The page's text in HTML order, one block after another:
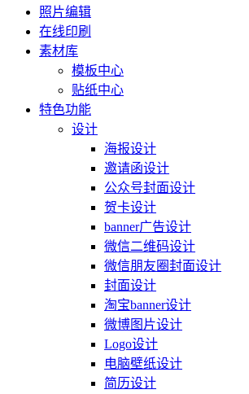
照片编辑
在线印刷
素材库
模板中心
贴纸中心
特色功能
设计
海报设计
邀请函设计
公众号封面设计
贺卡设计
banner广告设计
微信二维码设计
微信朋友圈封面设计
封面设计
淘宝banner设计
微博图片设计
Logo设计
电脑壁纸设计
简历设计